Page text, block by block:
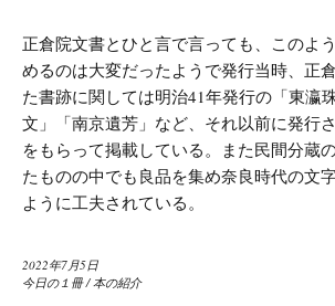
正倉院文書とひと言で言っても、このよ
めるのは大変だったようで発行当時、正
た書跡に関しては明治41年発行の「東瀛
文」「南京遺芳」など、それ以前に発行
をもらって掲載している。また民間分蔵
たものの中でも良品を集め奈良時代の文
ように工夫されている。
2022年7月5日
今日の１冊/本の紹介